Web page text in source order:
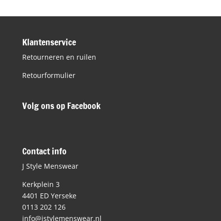
Klantenservice
Retourneren en ruilen
Retourformulier
Volg ons op Facebook
Contact info
J Style Menswear
Kerkplein 3
4401 ED Yerseke
0113 202 126
info@jstylemenswear.nl